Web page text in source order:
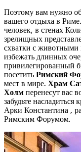
Поэтому вам нужно
вашего отдыха в
человек, в стенах
зрелищных
схватки с животными
избежать длинных
привилегированный
посетить Римский
мест в мире. Храм
Холм перенесут вас
забудьте
Арки Константина ,
Римским Форумом.